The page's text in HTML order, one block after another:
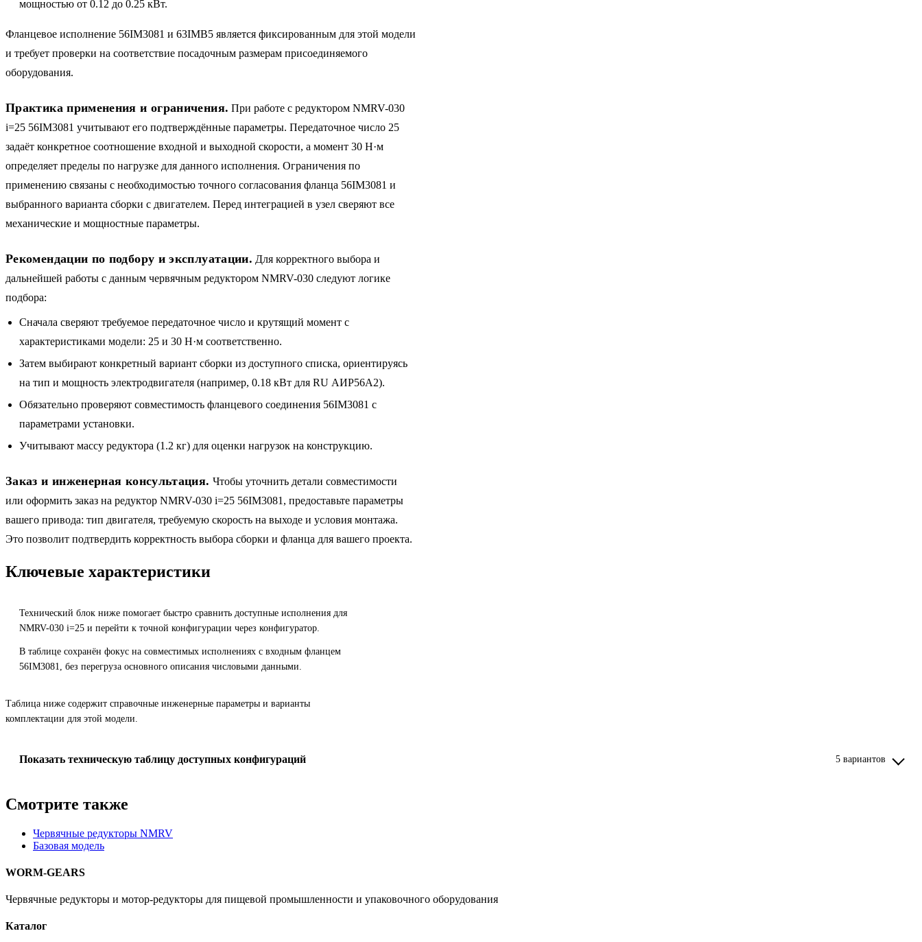
мощностью от 0.12 до 0.25 кВт.
Фланцевое исполнение 56IM3081 и 63IMB5 является фиксированным для этой модели
и требует проверки на соответствие посадочным размерам присоединяемого
оборудования.
Практика применения и ограничения. При работе с редуктором NMRV-030
i=25 56IM3081 учитывают его подтверждённые параметры. Передаточное число 25
задаёт конкретное соотношение входной и выходной скорости, а момент 30 Н·м
определяет пределы по нагрузке для данного исполнения. Ограничения по
применению связаны с необходимостью точного согласования фланца 56IM3081 и
выбранного варианта сборки с двигателем. Перед интеграцией в узел сверяют все
механические и мощностные параметры.
Рекомендации по подбору и эксплуатации. Для корректного выбора и
дальнейшей работы с данным червячным редуктором NMRV-030 следуют логике
подбора:
Сначала сверяют требуемое передаточное число и крутящий момент с
характеристиками модели: 25 и 30 Н·м соответственно.
Затем выбирают конкретный вариант сборки из доступного списка, ориентируясь
на тип и мощность электродвигателя (например, 0.18 кВт для RU АИР56A2).
Обязательно проверяют совместимость фланцевого соединения 56IM3081 с
параметрами установки.
Учитывают массу редуктора (1.2 кг) для оценки нагрузок на конструкцию.
Заказ и инженерная консультация. Чтобы уточнить детали совместимости
или оформить заказ на редуктор NMRV-030 i=25 56IM3081, предоставьте параметры
вашего привода: тип двигателя, требуемую скорость на выходе и условия монтажа.
Это позволит подтвердить корректность выбора сборки и фланца для вашего проекта.
Ключевые характеристики
Технический блок ниже помогает быстро сравнить доступные исполнения для
NMRV-030 i=25 и перейти к точной конфигурации через конфигуратор.
В таблице сохранён фокус на совместимых исполнениях с входным фланцем
56IM3081, без перегруза основного описания числовыми данными.
Таблица ниже содержит справочные инженерные параметры и варианты
комплектации для этой модели.
Показать техническую таблицу доступных конфигураций 5 вариантов
Смотрите также
Червячные редукторы NMRV
Базовая модель
WORM-GEARS
Червячные редукторы и мотор-редукторы для пищевой промышленности и упаковочного оборудования
Каталог